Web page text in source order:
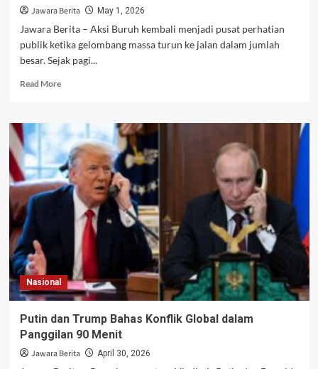
Jawara Berita May 1, 2026
Jawara Berita – Aksi Buruh kembali menjadi pusat perhatian
publik ketika gelombang massa turun ke jalan dalam jumlah
besar. Sejak pagi...
Read MoreRead
Aksi
Buruh
1
Mei
2026
Meledak,
Tuntutan
Upah
Kesejahteraan
Picu
Dampak
Besar
ke
Nasional
Putin dan Trump Bahas Konflik Global dalam
Panggilan 90 Menit
Jawara Berita April 30, 2026